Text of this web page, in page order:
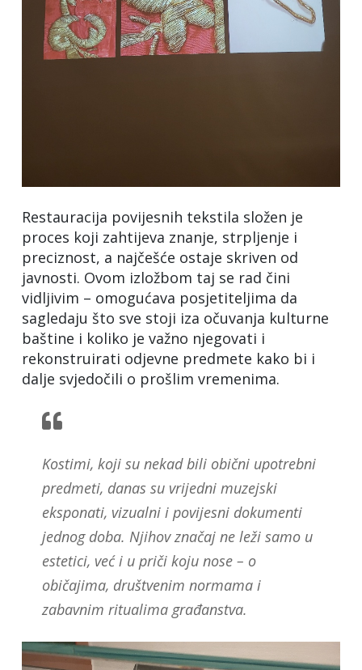
Restauracija povijesnih tekstila složen je
proces koji zahtijeva znanje, strpljenje i
preciznost, a najčešće ostaje skriven od
javnosti. Ovom izložbom taj se rad čini
vidljivim – omogućava posjetiteljima da
sagledaju što sve stoji iza očuvanja kulturne
baštine i koliko je važno njegovati i
rekonstruirati odjevne predmete kako bi i
dalje svjedočili o prošlim vremenima.
Kostimi, koji su nekad bili obični upotrebni
predmeti, danas su vrijedni muzejski
eksponati, vizualni i povijesni dokumenti
jednog doba. Njihov značaj ne leži samo u
estetici, već i u priči koju nose – o
običajima, društvenim normama i
zabavnim ritualima građanstva.